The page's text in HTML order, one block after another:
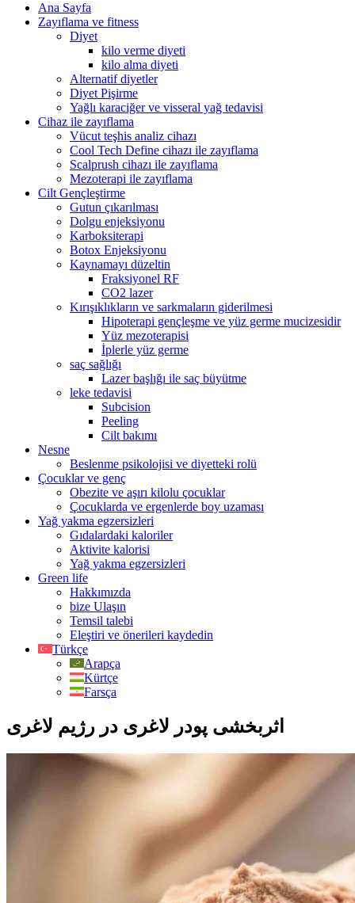
Ana Sayfa
Zayıflama ve fitness
Diyet
kilo verme diyeti
kilo alma diyeti
Alternatif diyetler
Diyet Pişirme
Yağlı karaciğer ve visseral yağ tedavisi
Cihaz ile zayıflama
Vücut teşhis analiz cihazı
Cool Tech Define cihazı ile zayıflama
Scalprush cihazı ile zayıflama
Mezoterapi ile zayıflama
Cilt Gençleştirme
Gutun çıkarılması
Dolgu enjeksiyonu
Karboksiterapi
Botox Enjeksiyonu
Kaynamayı düzeltin
Fraksiyonel RF
CO2 lazer
Kırışıklıkların ve sarkmaların giderilmesi
Hipoterapi gençleşme ve yüz germe mucizesidir
Yüz mezoterapisi
İplerle yüz germe
saç sağlığı
Lazer başlığı ile saç büyütme
leke tedavisi
Subcision
Peeling
Cilt bakımı
Nesne
Beslenme psikolojisi ve diyetteki rolü
Çocuklar ve genç
Obezite ve aşırı kilolu çocuklar
Çocuklarda ve ergenlerde boy uzaması
Yağ yakma egzersizleri
Gıdalardaki kaloriler
Aktivite kalorisi
Yağ yakma egzersizleri
Green life
Hakkımızda
bize Ulaşın
Temsil talebi
Eleştiri ve önerileri kaydedin
Türkçe
Arapça
Kürtçe
Farsça
اثربخشی پودر لاغری در رژیم لاغری